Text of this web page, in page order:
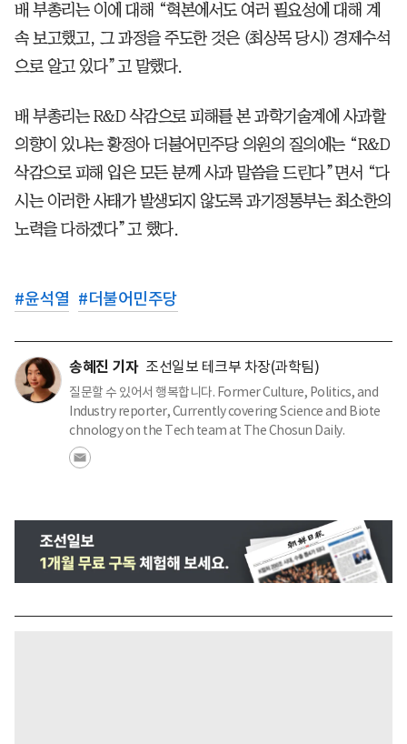
배 부총리는 이에 대해 “혁본에서도 여러 필요성에 대해 계
속 보고했고, 그 과정을 주도한 것은 (최상목 당시) 경제수석
으로 알고 있다”고 말했다.
배 부총리는 R&D 삭감으로 피해를 본 과학기술계에 사과할
의향이 있냐는 황정아 더불어민주당 의원의 질의에는 “R&D
삭감으로 피해 입은 모든 분께 사과 말씀을 드린다”면서 “다
시는 이러한 사태가 발생되지 않도록 과기정통부는 최소한의
노력을 다하겠다”고 했다.
#윤석열 #더불어민주당
송혜진 기자 조선일보 테크부 차장(과학팀)
질문할 수 있어서 행복합니다. Former Culture, Politics, and
Industry reporter, Currently covering Science and Biote
chnology on the Tech team at The Chosun Daily.